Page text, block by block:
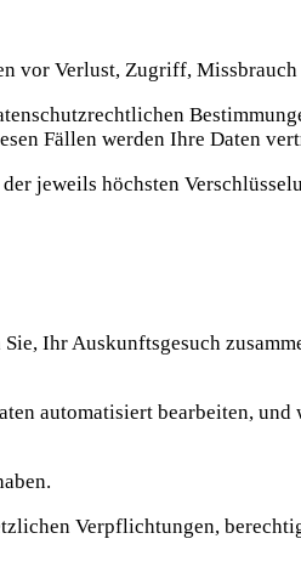
vor Verlust, Zugriff,
Fällen werden Ihre Daten
jeweils höchsten
Ihr Auskunftsgesuch
automatisiert bearbeiten, und
Verpflichtungen,